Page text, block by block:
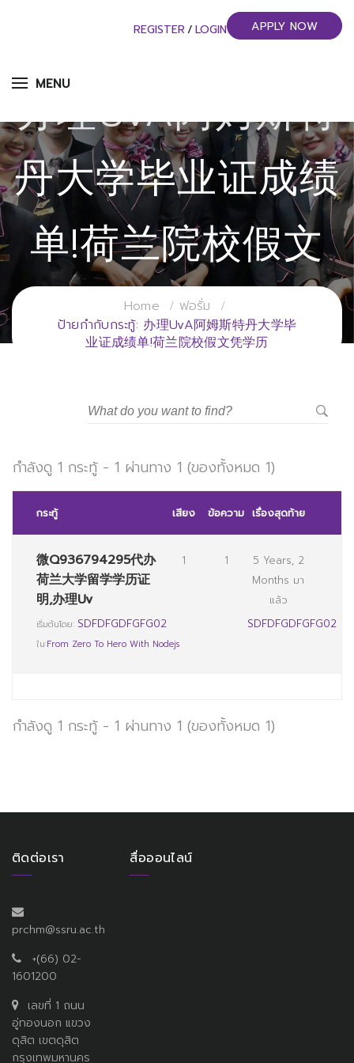
MENU
REGISTER / LOGIN APPLY NOW
办理UvA阿姆斯特
丹大学毕业证成绩
单!荷兰院校假文
凭学历
วิทยาลัยการจัดการอุตสาหกรรมบริการ
Home
ฟอรั่ม
ป้ายกำกับกระทู้: 办理UvA阿姆斯特丹大学毕
业证成绩单!荷兰院校假文凭学历
กำลังดู 1 กระทู้ - 1 ผ่านทาง 1 (ของทั้งหมด 1)
กระทู้ เสียง ข้อความ เรื่องสุดท้าย
微Q936794295代办
荷兰大学留学学历证
明,办理Uv
เริ่มต้นโดย: SDFDFGDFGFG02
ใน:From Zero To Hero With Nodejs
1 1
5 Years, 2
Months มา
แล้ว
SDFDFGDFGFG02
กำลังดู 1 กระทู้ - 1 ผ่านทาง 1 (ของทั้งหมด 1)
ติดต่อเรา
prchm@ssru.ac.th
+(66) 02-
1601200
เลขที่ 1 ถนน
อู่ทองนอก แขวง
ดุสิต เขตดุสิต
กรุงเทพมหานคร
สื่อออนไลน์